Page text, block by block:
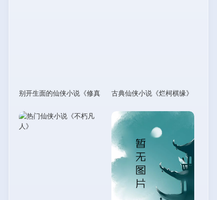
别开生面的仙侠小说《修真 古典仙侠小说《烂柯棋缘》